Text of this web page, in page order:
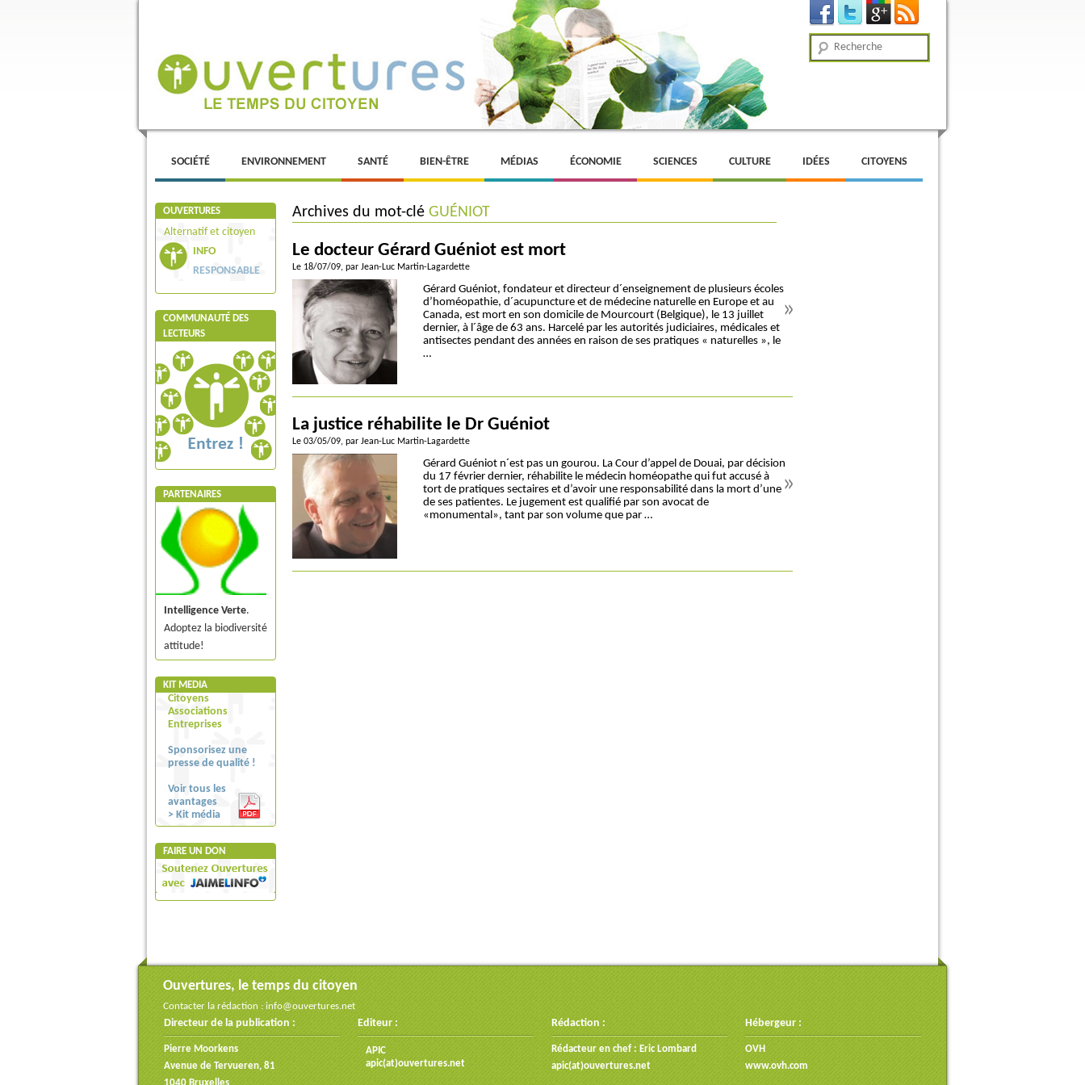
Recherche
Menu principal
ALLER AU CONTENU PRINCIPAL
ALLER AU CONTENU SECONDAIRE
SOCIÉTÉ ENVIRONNEMENT SANTÉ BIEN-ÊTRE MÉDIAS ÉCONOMIE SCIENCES CULTURE IDÉES CITOYENS
OUVERTURES
Alternatif et citoyen
INFO
RESPONSABLE
COMMUNAUTÉ DES
LECTEURS
PARTENAIRES
Intelligence Verte.
Adoptez la biodiversité
attitude!
KIT MEDIA
Citoyens
Associations
Entreprises
Sponsorisez une
presse de qualité !
Voir tous les
avantages
> Kit média
FAIRE UN DON
Archives du mot-clé GUÉNIOT
Le docteur Gérard Guéniot est mort
Le 18/07/09, par Jean-Luc Martin-Lagardette
Gérard Guéniot, fondateur et directeur d´enseignement de plusieurs écoles
d’homéopathie, d´acupuncture et de médecine naturelle en Europe et au
Canada, est mort en son domicile de Mourcourt (Belgique), le 13 juillet
dernier, à l´âge de 63 ans. Harcelé par les autorités judiciaires, médicales et
antisectes pendant des années en raison de ses pratiques « naturelles », le
…
La justice réhabilite le Dr Guéniot
Le 03/05/09, par Jean-Luc Martin-Lagardette
Gérard Guéniot n´est pas un gourou. La Cour d’appel de Douai, par décision
du 17 février dernier, réhabilite le médecin homéopathe qui fut accusé à
tort de pratiques sectaires et d’avoir une responsabilité dans la mort d’une
de ses patientes. Le jugement est qualifié par son avocat de
«monumental», tant par son volume que par …
Ouvertures, le temps du citoyen
Contacter la rédaction : info@ouvertures.net
Directeur de la publication :
Pierre Moorkens
Avenue de Tervueren, 81
Editeur :
APIC
apic(at)ouvertures.net
Rédaction :
Rédacteur en chef : Eric Lombard
apic(at)ouvertures.net
Hébergeur :
OVH
www.ovh.com